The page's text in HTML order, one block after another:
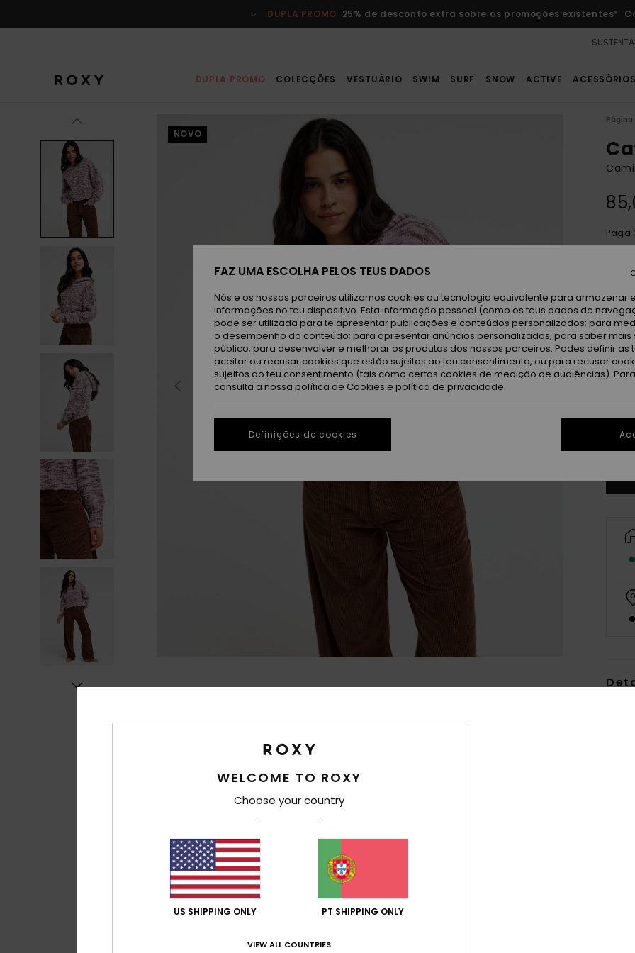
do
DUPLA PROMO 25% de desconto extra sobre as promoções existentes*
DUPLA PROMO COLECÇÕES VESTUÁRIO SWIM SURF SNOW ACTIVE ACESSÓRIOS
NOVO
Página
Paga
WELCOME TO ROXY
Choose your country
US SHIPPING ONLY PT SHIPPING ONLY
VIEW ALL COUNTRIES
FAZ UMA ESCOLHA PELOS TEUS DADOS
Nós e os nossos parceiros utilizamos cookies ou tecnologia equivalente para armazenar
informações no teu dispositivo. Esta informação pessoal (como os teus dados de
pode ser utilizada para te apresentar publicações e conteúdos personalizados; para
o desempenho do conteúdo; para apresentar anúncios personalizados; para saber mais
público; para desenvolver e melhorar os produtos dos nossos parceiros. Podes definir as
aceitar ou recusar cookies que estão sujeitos ao teu consentimento, ou para recusar
sujeitos ao teu consentimento (tais como certos cookies de medição de audiências).
consulta a nossa política de Cookies e política de privacidade
Definições de cookies